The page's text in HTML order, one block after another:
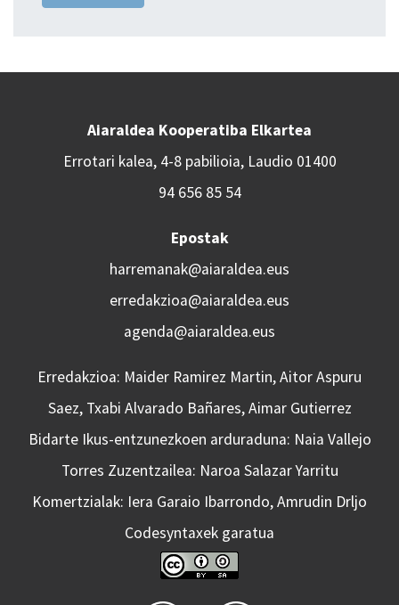
Aiaraldea Kooperatiba Elkartea
Errotari kalea, 4-8 pabilioia, Laudio 01400
94 656 85 54
Epostak
harremanak@aiaraldea.eus
erredakzioa@aiaraldea.eus
agenda@aiaraldea.eus
Erredakzioa: Maider Ramirez Martin, Aitor Aspuru
Saez, Txabi Alvarado Bañares, Aimar Gutierrez
Bidarte Ikus-entzunezkoen arduraduna: Naia Vallejo
Torres Zuzentzailea: Naroa Salazar Yarritu
Komertzialak: Iera Garaio Ibarrondo, Amrudin Drljo
Codesyntaxek garatua